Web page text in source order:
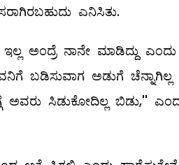
ಎನಿಸಿತು.
ಅಂದ್ರೆ ನಾನೇ ಮಾಡಿದ್ದು
ಬಡಿಸುವಾಗ ಅಡುಗೆ
ಅವರು ಸಿಡುಕೋದಿಲ್ಲ ಬಿಡು,''